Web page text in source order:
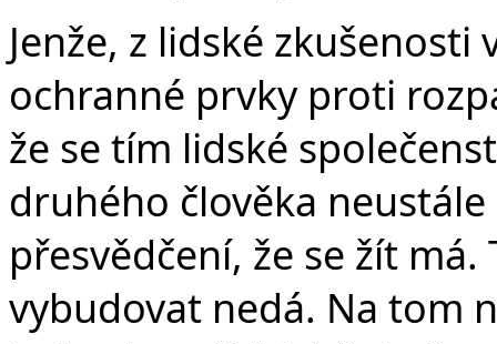
Jenže, z lidské
ochranné prvky proti
že se tím lidské
druhého člověka
přesvědčení, že se žít
vybudovat nedá. Na tom